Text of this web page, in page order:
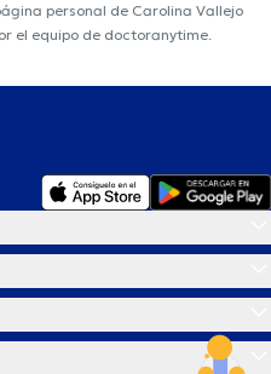
personal de Carolina Vallejo
el equipo de doctoranytime.